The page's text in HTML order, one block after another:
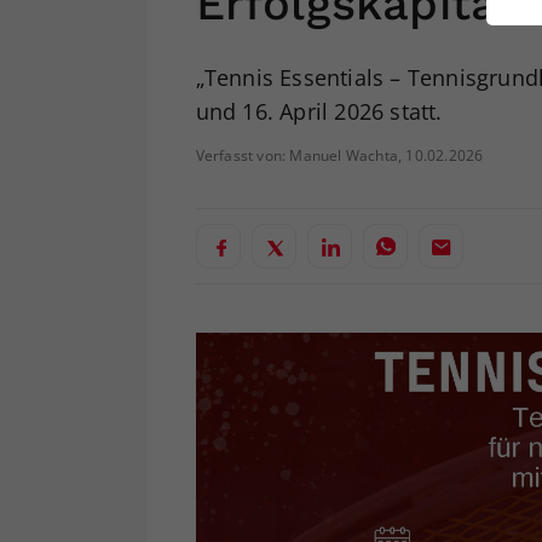
„Tennis Essentials –
und 16. April 2026 statt.
Verfasst von: Manuel Wachta, 10.02.2026